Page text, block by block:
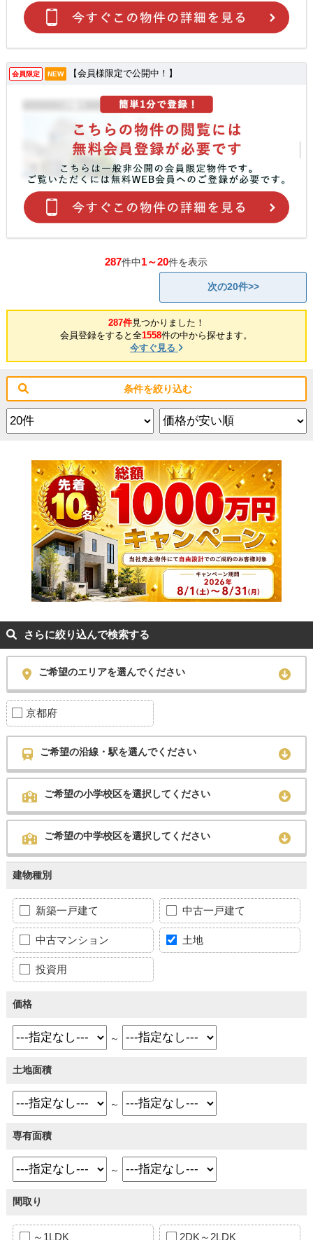
会員限定 NEW 【会員様限定で公開中！】
287件中1～20件を表示
次の20件>>
287件見つかりました！
会員登録をすると全1558件の中から探せます。
今すぐ見る
条件を絞り込む
さらに絞り込んで検索する
ご希望のエリアを選んでください
京都府
ご希望の沿線・駅を選んでください
ご希望の小学校区を選択してください
ご希望の中学校区を選択してください
建物種別
新築一戸建て 中古一戸建て
中古マンション 土地
投資用
価格
～
土地面積
～
専有面積
～
間取り
～1LDK 2DK～2LDK